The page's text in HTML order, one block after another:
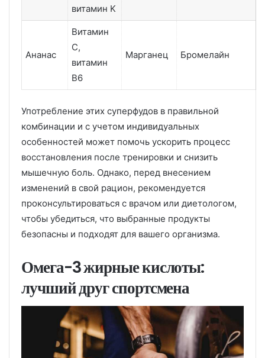
витамин K
Ананас
Витамин
C,
витамин
B6
Марганец Бромелайн
Употребление этих суперфудов в правильной
комбинации и с учетом индивидуальных
особенностей может помочь ускорить процесс
восстановления после тренировки и снизить
мышечную боль. Однако, перед внесением
изменений в свой рацион, рекомендуется
проконсультироваться с врачом или диетологом,
чтобы убедиться, что выбранные продукты
безопасны и подходят для вашего организма.
Омега-3 жирные кислоты:
лучший друг спортсмена